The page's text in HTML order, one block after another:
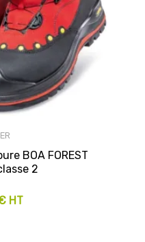
BOA FOREST
2
HT